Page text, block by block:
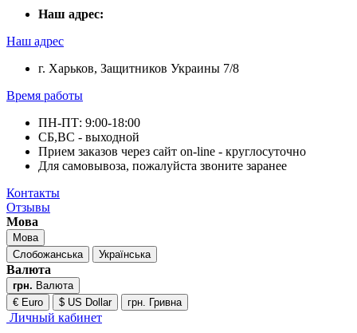
Наш адрес:
Наш адрес
г. Харьков, Защитников Украины 7/8
Время работы
ПН-ПТ: 9:00-18:00
СБ,ВС - выходной
Прием заказов через сайт on-line - круглосуточно
Для самовывоза, пожалуйста звоните заранее
Контакты
Отзывы
Мова
Мова
Слобожанська
Українська
Валюта
грн. Валюта
€ Euro
$ US Dollar грн. Гривна
Личный кабинет